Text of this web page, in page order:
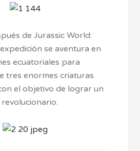
de Jurassic World:
se aventura en
ecuatoriales para
tres enormes criaturas
el objetivo de lograr un